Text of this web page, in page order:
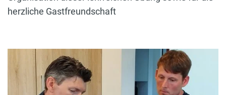
herzliche Gastfreundschaft